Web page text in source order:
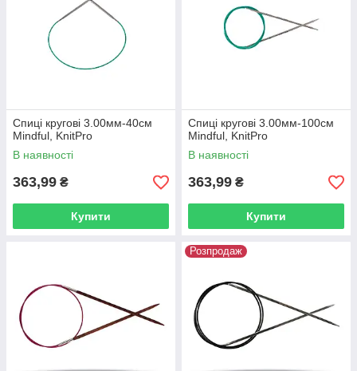
Спиці кругові 3.00мм-40см
Mindful, KnitPro
В наявності
363,99 ₴
Купити
Спиці кругові 3.00мм-100см
Mindful, KnitPro
В наявності
363,99 ₴
Купити
Розпродаж